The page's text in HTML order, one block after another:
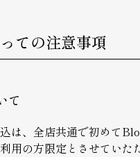
ての注意事項
て
は、全店共通で初めて
用の方限定とさせていた